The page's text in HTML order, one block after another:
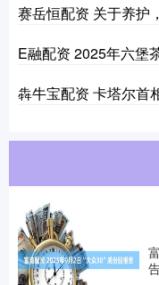
赛岳恒配资 关于养护
E融配资 2025年六堡
犇牛宝配资 卡塔尔首